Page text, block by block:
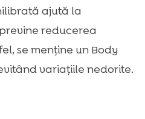
ajută la
reducerea
se menține un Body
variațiile nedorite.